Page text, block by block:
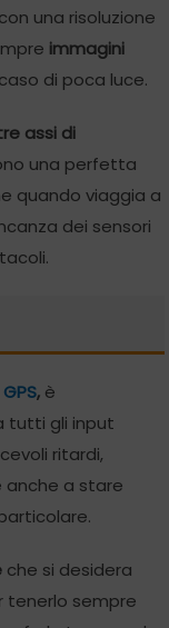
una risoluzione
immagini
di poca luce.
assi di
una perfetta
quando viaggia a
dei sensori
GPS, è
tutti gli input
ritardi,
anche a stare
che si desidera
tenerlo sempre